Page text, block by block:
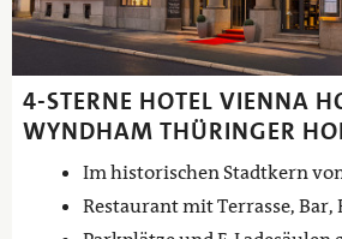
4-STERNE HOTEL VIENNA
WYNDHAM THÜRINGER
Im historischen Stadtkern
Restaurant mit Terrasse, Bar,